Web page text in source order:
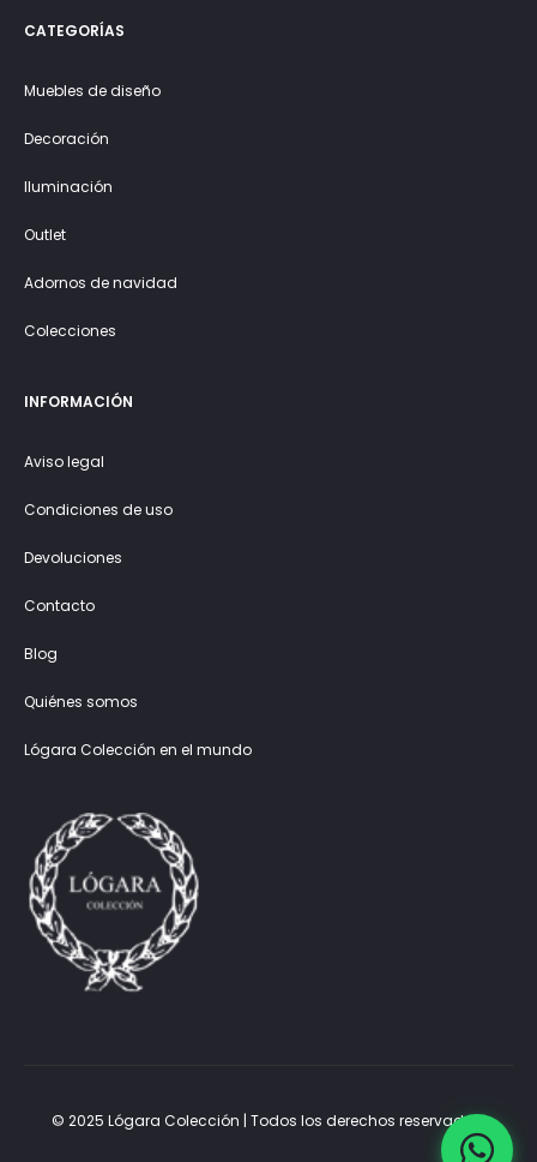
CATEGORÍAS
Muebles de diseño
Decoración
Iluminación
Outlet
Adornos de navidad
Colecciones
INFORMACIÓN
Aviso legal
Condiciones de uso
Devoluciones
Contacto
Blog
Quiénes somos
Lógara Colección en el mundo
© 2025 Lógara Colección | Todos los derechos reservados.